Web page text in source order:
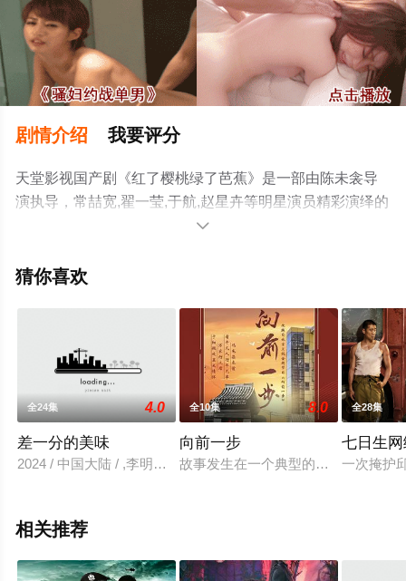
剧情介绍 我要评分
天堂影视国产剧《红了樱桃绿了芭蕉》是一部由陈未衾导
演执导，常喆宽,翟一莹,于航,赵星卉等明星演员精彩演绎的
中国大陆电视剧，大结局剧情已揭晓（1-20全集），手机
更多相关信息可移步至豆瓣电视剧、电视猫或剧情网等平

猜你喜欢
全24集 4.0
差一分的美味
2024 / 中国大陆 / ,李明峻,赵晴,陈立安
全10集 8.0
向前一步
故事发生在一个典型的北京社区：古
全28集
七日生
一次掩护
相关推荐